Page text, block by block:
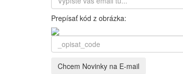
Prepísať kód z obrázka: